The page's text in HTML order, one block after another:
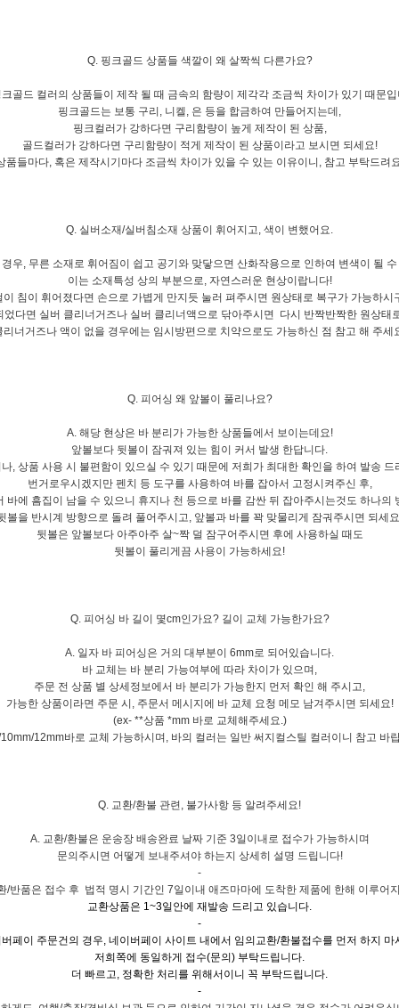
Q. 핑크골드 상품들 색깔이 왜 살짝씩 다른가요?
골드 컬러의 상품들이 제작 될 때 금속의 함량이 제각각 조금씩 차이가 있기 때문입
핑크골드는 보통 구리, 니켈, 은 등을 합금하여 만들어지는데,
핑크컬러가 강하다면 구리함량이 높게 제작이 된 상품,
골드컬러가 강하다면 구리함량이 적게 제작이 된 상품이라고 보시면 되세요!
품들마다, 혹은 제작시기마다 조금씩 차이가 있을 수 있는 이유이니, 참고 부탁드려
Q. 실버소재/실버침소재 상품이 휘어지고, 색이 변했어요.
우, 무른 소재로 휘어짐이 쉽고 공기와 맞닿으면 산화작용으로 인하여 변색이 될
이는 소재특성 상의 부분으로, 자연스러운 현상이랍니다!
이 침이 휘어졌다면 손으로 가볍게 만지듯 눌러 펴주시면 원상태로 복구가 가능하시
었다면 실버 클리너거즈나 실버 클리너액으로 닦아주시면 다시 반짝반짝한 원상태
리너거즈나 액이 없을 경우에는 임시방편으로 치약으로도 가능하신 점 참고 해 주세
Q. 피어싱 왜 앞볼이 풀리나요?
A. 해당 현상은 바 분리가 가능한 상품들에서 보이는데요!
앞볼보다 뒷볼이 잠궈져 있는 힘이 커서 발생 한답니다.
, 상품 사용 시 불편함이 있으실 수 있기 때문에 저희가 최대한 확인을 하여 발송 드
번거로우시겠지만 펜치 등 도구를 사용하여 바를 잡아서 고정시켜주신 후,
바에 흠집이 남을 수 있으니 휴지나 천 등으로 바를 감싼 뒤 잡아주시는것도 하나의
볼을 반시계 방향으로 돌려 풀어주시고, 앞볼과 바를 꽉 맞물리게 잠궈주시면 되세
뒷볼은 앞볼보다 아주아주 살~짝 덜 잠구어주시면 후에 사용하실 때도
뒷볼이 풀리게끔 사용이 가능하세요!
Q. 피어싱 바 길이 몇cm인가요? 길이 교체 가능한가요?
A. 일자 바 피어싱은 거의 대부분이 6mm로 되어있습니다.
바 교체는 바 분리 가능여부에 따라 차이가 있으며,
주문 전 상품 별 상세정보에서 바 분리가 가능한지 먼저 확인 해 주시고,
가능한 상품이라면 주문 시, 주문서 메시지에 바 교체 요청 메모 남겨주시면 되세요!
(ex- **상품 *mm 바로 교체해주세요.)
12mm바로 교체 가능하시며, 바의 컬러는 일반 써지컬스틸 컬러이니 참고 바
Q. 교환/환불 관련, 불가사항 등 알려주세요!
A. 교환/환불은 운송장 배송완료 날짜 기준 3일이내로 접수가 가능하시며
문의주시면 어떻게 보내주셔야 하는지 상세히 설명 드립니다!
-
/반품은 접수 후 법적 명시 기간인 7일이내 애즈마마에 도착한 제품에 한해 이루어
교환상품은 1~3일안에 재발송 드리고 있습니다.
-
페이 주문건의 경우, 네이버페이 사이트 내에서 임의교환/환불접수를 먼저 하지 마
저희쪽에 동일하게 접수(문의) 부탁드립니다.
더 빠르고, 정확한 처리를 위해서이니 꼭 부탁드립니다.
-